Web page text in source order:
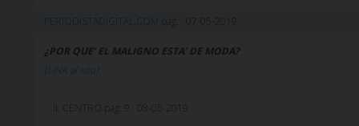
PERIODISTADIGITAL.COM
¿POR QUE’ EL MALIGNO ESTA’ DE MODA?
[LINK al sito]
IL CENTRO pag. 9 · 08-05-2019